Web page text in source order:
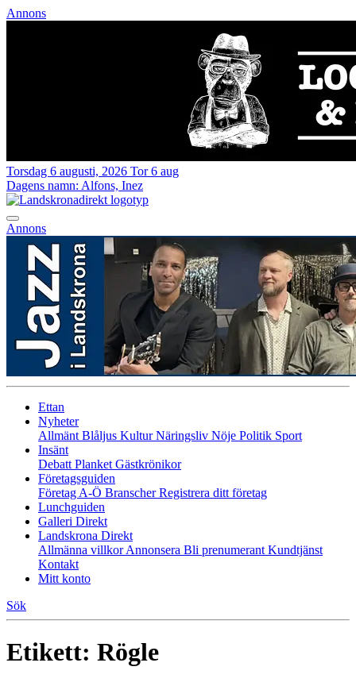
Annons
Torsdag 6 augusti, 2026 Tor 6 aug
Dagens namn: Alfons, Inez
Annons
Ettan
Nyheter
Allmänt Blåljus KulturNäringsliv Nöje Politik Sport
Insänt
Debatt Planket Gästkrönikor
Företagsguiden
Företag A-Ö BranscherRegistrera ditt företag
Lunchguiden
Galleri Direkt
Landskrona Direkt
Allmänna villkorAnnonsera Bli prenumerant Kundtjänst
Kontakt
Mitt konto
Sök
Etikett: Rögle